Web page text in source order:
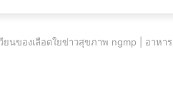
นของเลือดใยข่าวสุขภาพ ngmp | อาหาร